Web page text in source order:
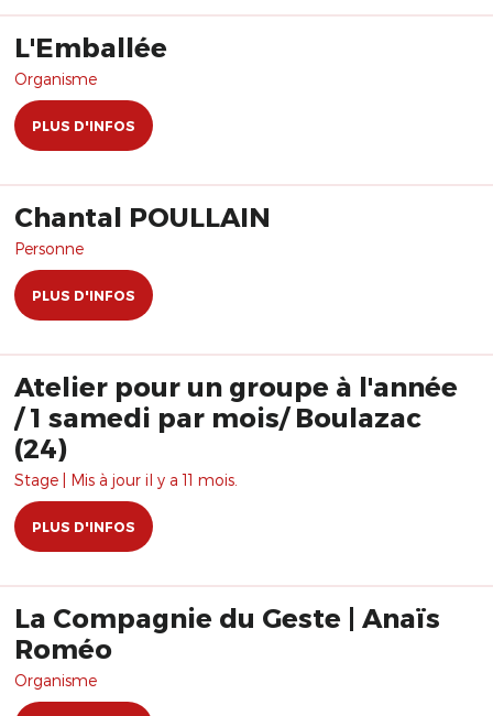
L'Emballée
Organisme
PLUS D'INFOS
Chantal POULLAIN
Personne
PLUS D'INFOS
Atelier pour un groupe à l'année
/ 1 samedi par mois/ Boulazac
(24)
Stage | Mis à jour il y a 11 mois.
PLUS D'INFOS
La Compagnie du Geste | Anaïs
Roméo
Organisme